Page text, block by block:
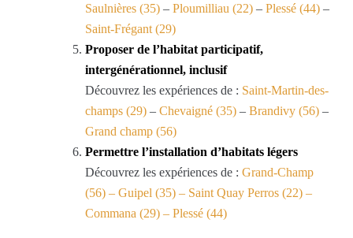
Saulnières (35) – Ploumilliau (22)– Plessé (44)–
Saint-Frégant (29)
Proposer de l’habitat participatif,
intergénérationnel, inclusif
Découvrez les expériences de : Saint-Martin-des-
champs (29)– Chevaigné (35)– Brandivy (56)–
Grand champ (56)
Permettre l’installation d’habitats légers
Découvrez les expériences de : Grand-Champ
(56)– Guipel (35)– Saint Quay Perros (22)–
Commana (29)– Plessé (44)